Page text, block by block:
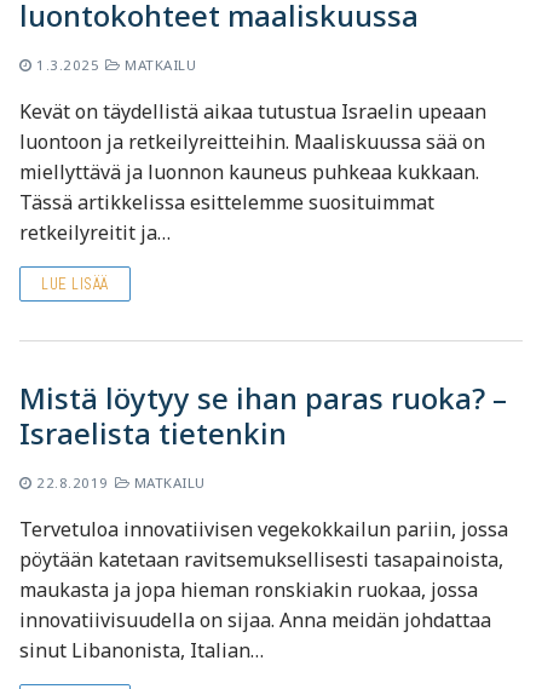
luontokohteet maaliskuussa
1.3.2025 MATKAILU
Kevät on täydellistä aikaa tutustua Israelin upeaan
luontoon ja retkeilyreitteihin. Maaliskuussa sää on
miellyttävä ja luonnon kauneus puhkeaa kukkaan.
Tässä artikkelissa esittelemme suosituimmat
retkeilyreitit ja…
LUE LISÄÄ
Mistä löytyy se ihan paras ruoka? –
Israelista tietenkin
22.8.2019 MATKAILU
Tervetuloa innovatiivisen vegekokkailun pariin, jossa
pöytään katetaan ravitsemuksellisesti tasapainoista,
maukasta ja jopa hieman ronskiakin ruokaa, jossa
innovatiivisuudella on sijaa. Anna meidän johdattaa
sinut Libanonista, Italian…